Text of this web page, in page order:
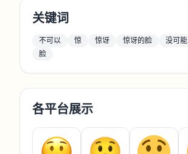
关键词
不可以 惊 惊讶 惊讶的脸 没可能
脸
各平台展示